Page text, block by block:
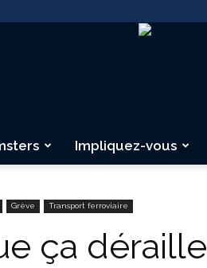
Impliquez-vous
Grève Transport ferroviaire
ça déraille